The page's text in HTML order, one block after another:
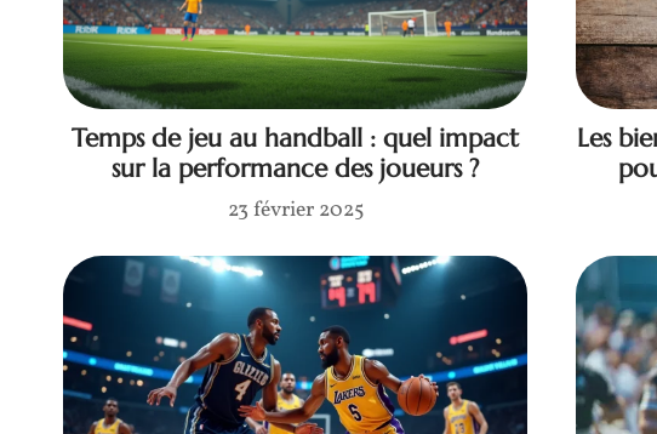
Temps de jeu au handball : quel impact
sur la performance des joueurs ?
23 février 2025
Les